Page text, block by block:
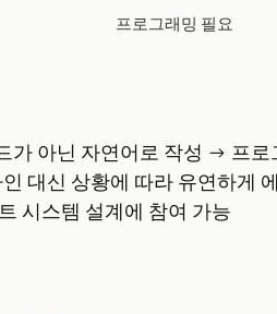
프로그래밍 필요
가 아닌 자연어로 작성 → 프
대신 상황에 따라 유연하게
시스템 설계에 참여 가능